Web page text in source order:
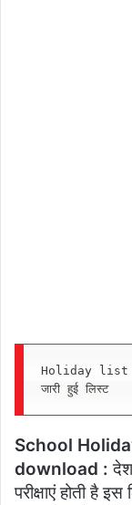
Holiday list
जारी हुई लिस्ट
School
download :देश
परीक्षाएं होती है